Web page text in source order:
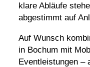
klare Abläufe
abgestimmt auf
Auf Wunsch
in Bochum mit
Eventleistungen –